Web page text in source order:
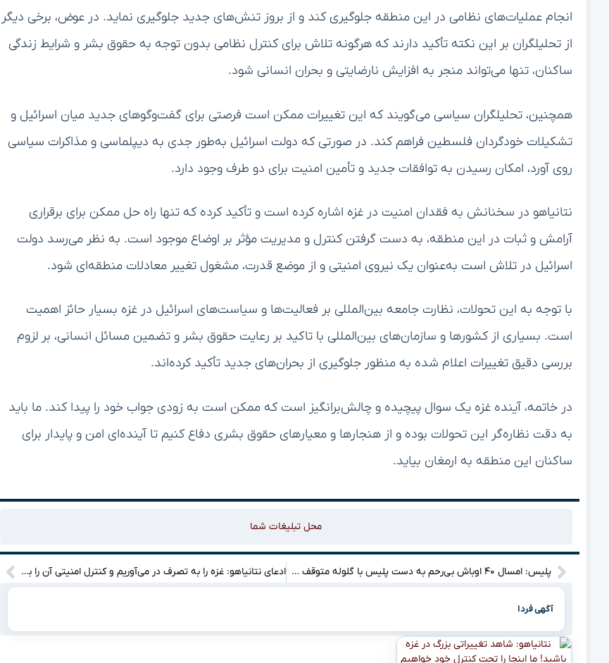
انجام عملیات‌های نظامی در این منطقه جلوگیری کند و از بروز تنش‌های جدید جلوگیری نماید. در عوض، برخی دیگر
از تحلیلگران بر این نکته تأکید دارند که هرگونه تلاش برای کنترل نظامی بدون توجه به حقوق بشر و شرایط زندگی
ساکنان، تنها می‌تواند منجر به افزایش نارضایتی و بحران انسانی شود.
همچنین، تحلیلگران سیاسی می‌گویند که این تغییرات ممکن است فرصتی برای گفت‌وگوهای جدید میان اسرائیل و
تشکیلات خودگردان فلسطین فراهم کند. در صورتی که دولت اسرائیل به‌طور جدی به دیپلماسی و مذاکرات سیاسی
روی آورد، امکان رسیدن به توافقات جدید و تأمین امنیت برای دو طرف وجود دارد.
نتانیاهو در سخنانش به فقدان امنیت در غزه اشاره کرده است و تأکید کرده که تنها راه حل ممکن برای برقراری
آرامش و ثبات در این منطقه، به دست گرفتن کنترل و مدیریت مؤثر بر اوضاع موجود است. به نظر می‌رسد دولت
اسرائیل در تلاش است به‌عنوان یک نیروی امنیتی و از موضع قدرت، مشغول تغییر معادلات منطقه‌ای شود.
با توجه به این تحولات، نظارت جامعه بین‌المللی بر فعالیت‌ها و سیاست‌های اسرائیل در غزه بسیار حائز اهمیت
است. بسیاری از کشورها و سازمان‌های بین‌المللی با تاکید بر رعایت حقوق بشر و تضمین مسائل انسانی، بر لزوم
بررسی دقیق تغییرات اعلام شده به منظور جلوگیری از بحران‌های جدید تأکید کرده‌اند.
در خاتمه، آینده غزه یک سوال پیچیده و چالش‌برانگیز است که ممکن است به زودی جواب خود را پیدا کند. ما باید
به دقت نظاره‌گر این تحولات بوده و از هنجارها و معیارهای حقوق بشری دفاع کنیم تا آینده‌ای امن و پایدار برای
ساکنان این منطقه به ارمغان بیاید.
محل تبلیغات شما
پلیس: امسال ۴۰ اوباش بی‌رحم به دست پلیس با گلوله متوقف شدند! این ماجرا چه جریانی دارد؟ ادعای نتانیاهو: غزه را به تصرف در می‌آوریم و کنترل امنیتی آن را برای همیشه در دست می‌گیریم / در روزهای آینده در غزه رویدادهایی پیش خواهد آمد که از ماهیت آنها بی‌خبر هستید!
آگهی فردا